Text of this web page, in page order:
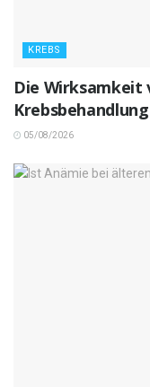
KREBS
Die
05/08/2026